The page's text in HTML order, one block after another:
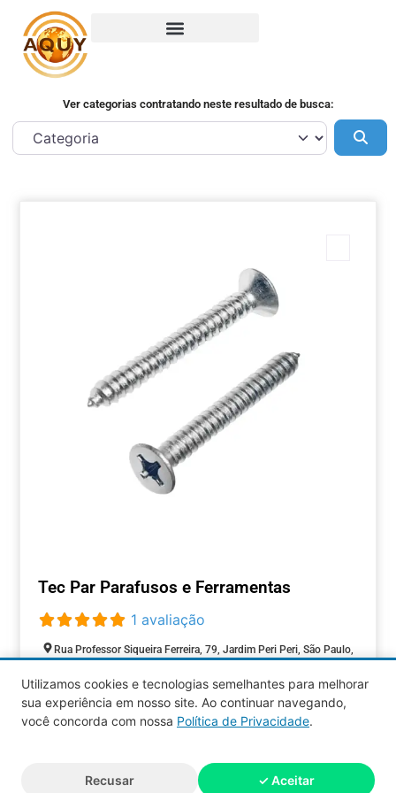
Ver categorias contratando neste resultado de busca:
Tec Par Parafusos e Ferramentas
1 avaliação
Rua Professor Siqueira Ferreira, 79, Jardim Peri Peri, São Paulo,
COMÉRCIOS Fechado agora:
reservados.
Utilizamos cookies e tecnologias semelhantes para melhorar
sua experiência em nosso site. Ao continuar navegando,
você concorda com nossa Política de Privacidade.
Recusar ✓ Aceitar